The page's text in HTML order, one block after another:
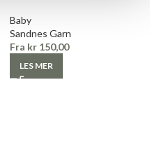
Baby
Sandnes Garn
Fra kr150,00
LES MER